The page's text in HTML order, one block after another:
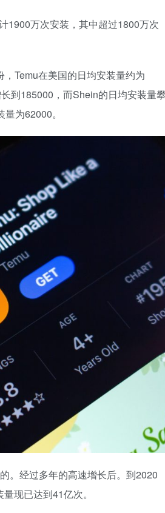
1900万次安装，其中超过1800万次
Temu在美国的日均安装量约为
到185000，而Shein的日均安装量
为62000。
。经过多年的高速增长后。到2020
现已达到41亿次。